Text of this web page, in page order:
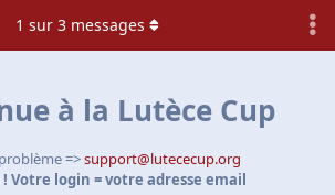
à la Lutèce Cup
=>support@lutececup.org
Votre login = votre adresse email
1 sur 3 messages